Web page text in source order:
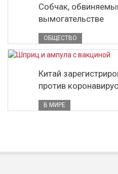
Собчак,
вымогательстве
ОБЩЕСТВО
Китай
против
В МИРЕ